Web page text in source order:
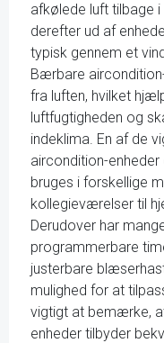
afkølede luft tilbage
derefter ud af
typisk gennem et
Bærbare
fra luften, hvilket
luftfugtigheden og
indeklima. En af de
aircondition-
bruges i forskellige
kollegieværelser til
Derudover har
programmerbare
justerbare
mulighed for at
vigtigt at bemærke,
enheder tilbyder